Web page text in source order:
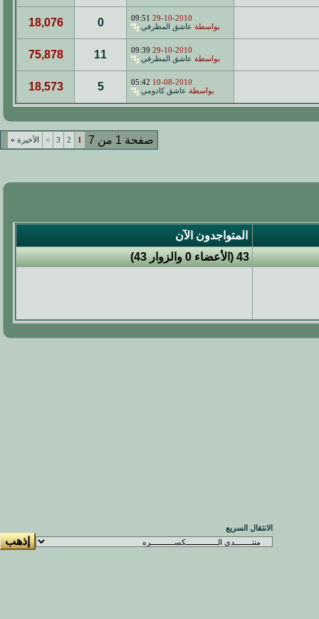
29-10-2010
09:51
بواسطة عاشق المطرفي 0
18,076
29-10-2010
09:39
بواسطة عاشق المطرفي 11
75,878
10-08-2010
05:42
بواسطة عاشق كادومي 5
18,573
صفحة 1 من 7 1
2
3
> الأخيرة »
المتواجدون الآن
43 (الأعضاء 0 والزوار 43)
الانتقال السريع